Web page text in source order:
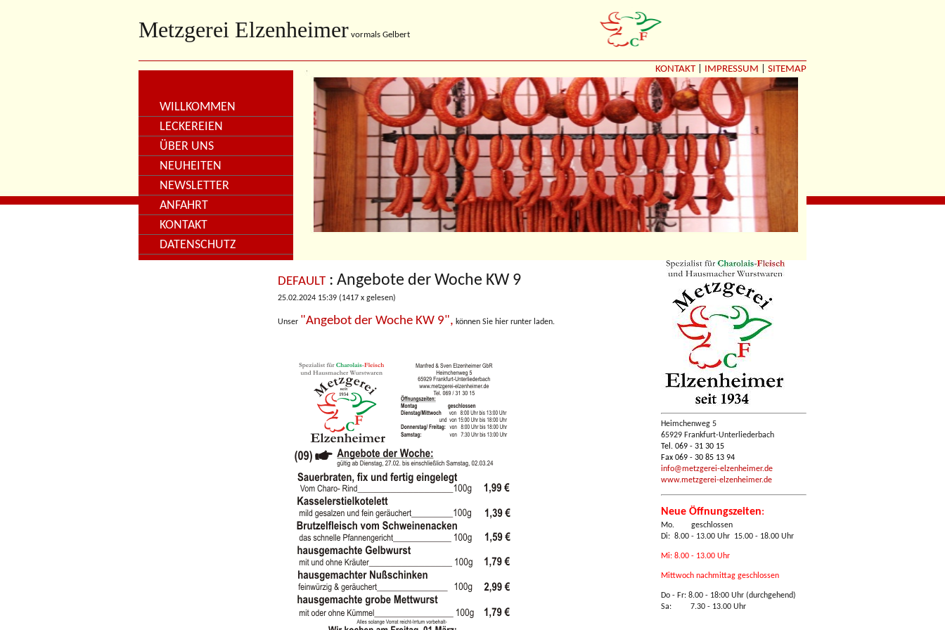
Metzgerei Elzenheimer vormals Gelbert
KONTAKT| IMPRESSUM SITEMAP
WILLKOMMEN
LECKEREIEN
ÜBER UNS
NEUHEITEN
NEWSLETTER
ANFAHRT
KONTAKT
DATENSCHUTZ
DEFAULT : Angebote der Woche KW 9
25.02.2024 15:39 (1417 x gelesen)
Unser "Angebot der Woche KW 9", können Sie hier runter laden.
Heimchenweg 5
65929 Frankfurt-Unterliederbach
Tel. 069 - 31 30 15
Fax 069 - 30 85 13 94
info@metzgerei-elzenheimer.de
www.metzgerei-elzenheimer.de
Neue Öffnungszeiten:
Mo. geschlossen
Di: 8.00 - 13.00 Uhr 15.00 - 18.00 Uhr
Mi: 8.00 - 13.00 Uhr
Mittwoch nachmittag geschlossen
Do - Fr: 8.00 - 18:00 Uhr (durchgehend)
Sa: 7.30 - 13.00 Uhr